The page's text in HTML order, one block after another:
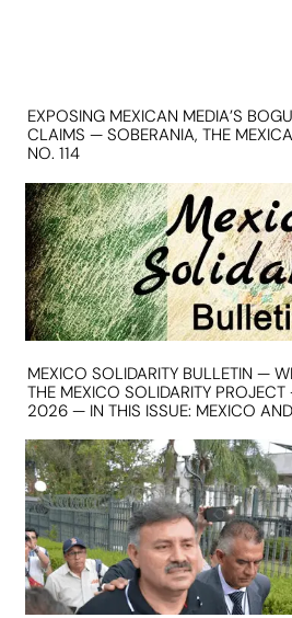
EXPOSING MEXICAN MEDIA’S
CLAIMS — SOBERANIA, THE
NO. 114
MEXICO SOLIDARITY BULLETIN —
THE MEXICO SOLIDARITY
2026 — IN THIS ISSUE: MEXICO